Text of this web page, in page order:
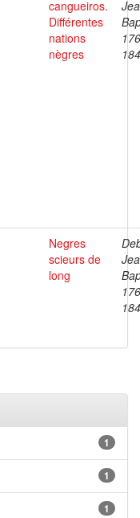
cangueiros.
Différentes
nations
nègres
Negres
scieurs de
long
1
1
1